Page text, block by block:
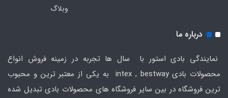
وبلاگ
درباره ما
نمایندگی بادی استور با سال ها تجربه در زمینه فروش انواع
محصولات بادی intex , bestway به یکی از معتبر ترین و محبوب
ترین فروشگاه در بین سایر فروشگاه های محصولات بادی تبدیل شده